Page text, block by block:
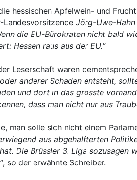
hessischen Apfelwein- und
Landesvorsitzende Jörg-Uwe-Hahn
die EU-Bürokraten nicht bald
Hessen raus aus der EU.“
Leserschaft waren
anderer Schaden entsteht,
und dort in das grösste
dass man nicht nur aus
man solle sich nicht einem
aus abgehalfterten
Die Brüssler 3. Liga
, so der erwähnte Schreiber.